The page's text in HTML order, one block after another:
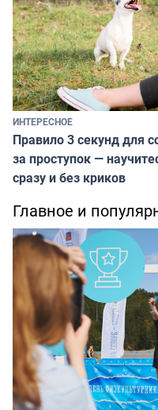
ИНТЕРЕСНОЕ
Правило 3 секунд для
за проступок —
сразу и без криков
Главное и